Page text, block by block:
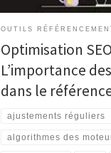
OUTILS
Optimisation
L’importance
dans le
ajustements réguliers
algorithmes des